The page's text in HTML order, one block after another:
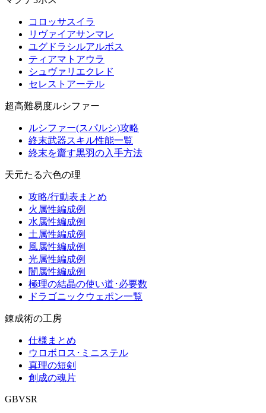
コロッサスイラ
リヴァイアサンマレ
ユグドラシルアルボス
ティアマトアウラ
シュヴァリエクレド
セレストアーテル
超高難易度ルシファー
ルシファー(スパルシ)攻略
終末武器スキル性能一覧
終末を齎す黒羽の入手方法
天元たる六色の理
攻略/行動表まとめ
火属性編成例
水属性編成例
土属性編成例
風属性編成例
光属性編成例
闇属性編成例
極理の結晶の使い道･必要数
ドラゴニックウェポン一覧
錬成術の工房
仕様まとめ
ウロボロス･ミニステル
真理の短剣
創成の魂片
GBVSR